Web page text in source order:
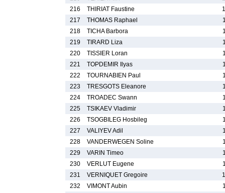
216
THIRIAT Faustine
217
THOMAS Raphael
218
TICHA Barbora
219
TIRARD Liza
220
TISSIER Loran
221
TOPDEMIR Ilyas
222
TOURNABIEN Paul
223
TRESGOTS Eleanore
224
TROADEC Swann
225
TSIKAEV Vladimir
226
TSOGBILEG Hosbileg
227
VALIYEV Adil
228
VANDERWEGEN Soline
229
VARIN Timeo
230
VERLUT Eugene
231
VERNIQUET Gregoire
232
VIMONT Aubin